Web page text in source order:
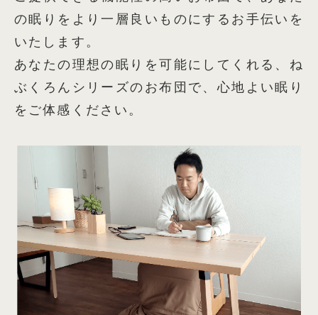
の眠りをより一層良いものにするお手伝いを
いたします。
あなたの理想の眠りを可能にしてくれる、ね
ぶくろんシリーズのお布団で、心地よい眠り
をご体感ください。